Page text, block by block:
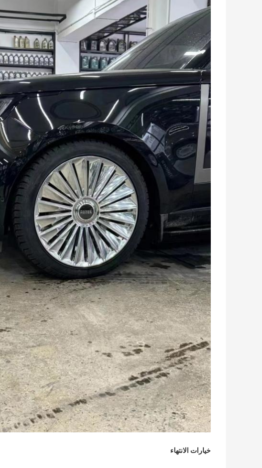
خيارات الانتهاء